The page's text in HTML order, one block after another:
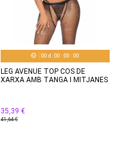
00 d. 00 :00 :00
LEG AVENUE TOP COS DE
XARXA AMB TANGA I MITJANES
35,39 €
41,64 €